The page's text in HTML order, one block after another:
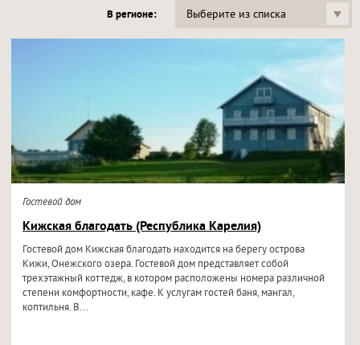
В регионе: Выберите из списка
Гостевой дом
Кижская благодать (Республика Карелия)
Гостевой дом Кижская благодать находится на берегу острова
Кижи, Онежского озера. Гостевой дом представляет собой
трехэтажный коттедж, в котором расположены номера различной
степени комфортности, кафе. К услугам гостей баня, мангал,
коптильня. В...